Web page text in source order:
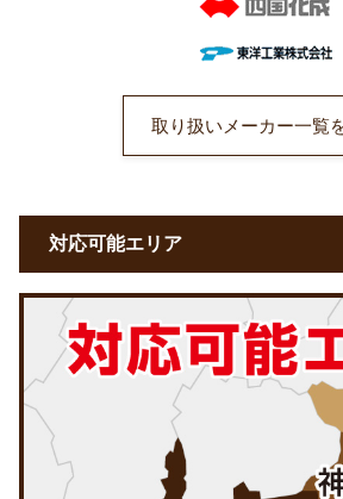
取り扱いメーカー一覧
対応可能エリア